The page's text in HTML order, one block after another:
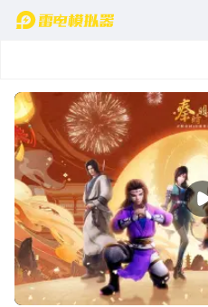
首页
宣传片